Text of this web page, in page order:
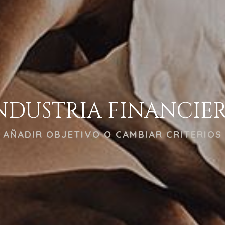
AÑADIR OBJETIVO O CAMBIAR CRITERIOS